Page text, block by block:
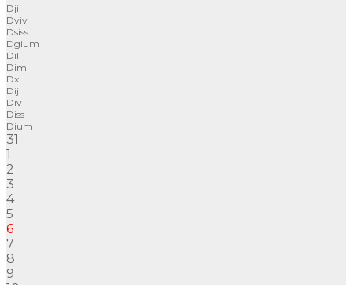
Dj
Dv
Ds
Dg
D
D
D
D
D
D
D
31
1
2
3
4
5
6
7
8
9